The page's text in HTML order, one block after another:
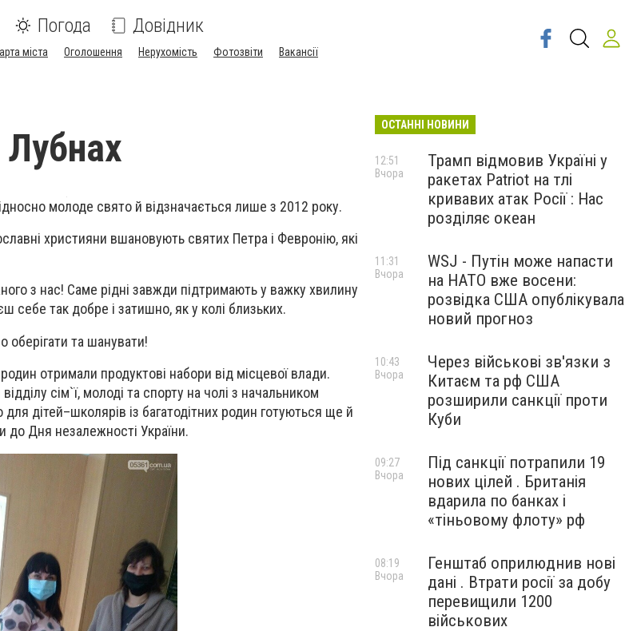
Погода Довідник
міста Оголошення Нерухомість Фотозвіти Вакансії
молоде свято й відзначається лише з 2012 року.
християни вшановують святих Петра і Февронію, які
з нас! Саме рідні завжди підтримають у важку хвилину
себе так добре і затишно, як у колі близьких.
оберігати та шанувати!
отримали продуктові набори від місцевої влади.
сім`ї, молоді та спорту на чолі з начальником
дітей–школярів із багатодітних родин готуються ще й
до Дня незалежності України.
ОСТАННІ НОВИНИ
Трамп відмовив Україні у
ракетах Patriot на тлі
кривавих атак Росії : Нас
розділяє океан
12:51
Вчора
WSJ - Путін може напасти
на НАТО вже восени:
розвідка США опублікувала
новий прогноз
11:31
Вчора
Через військові зв'язки з
Китаєм та рф США
розширили санкції проти
Куби
10:43
Вчора
Під санкції потрапили 19
нових цілей . Британія
вдарила по банках і
«тіньовому флоту» рф
09:27
Вчора
Генштаб оприлюднив нові
дані . Втрати росії за добу
перевищили 1200
військових
08:19
Вчора